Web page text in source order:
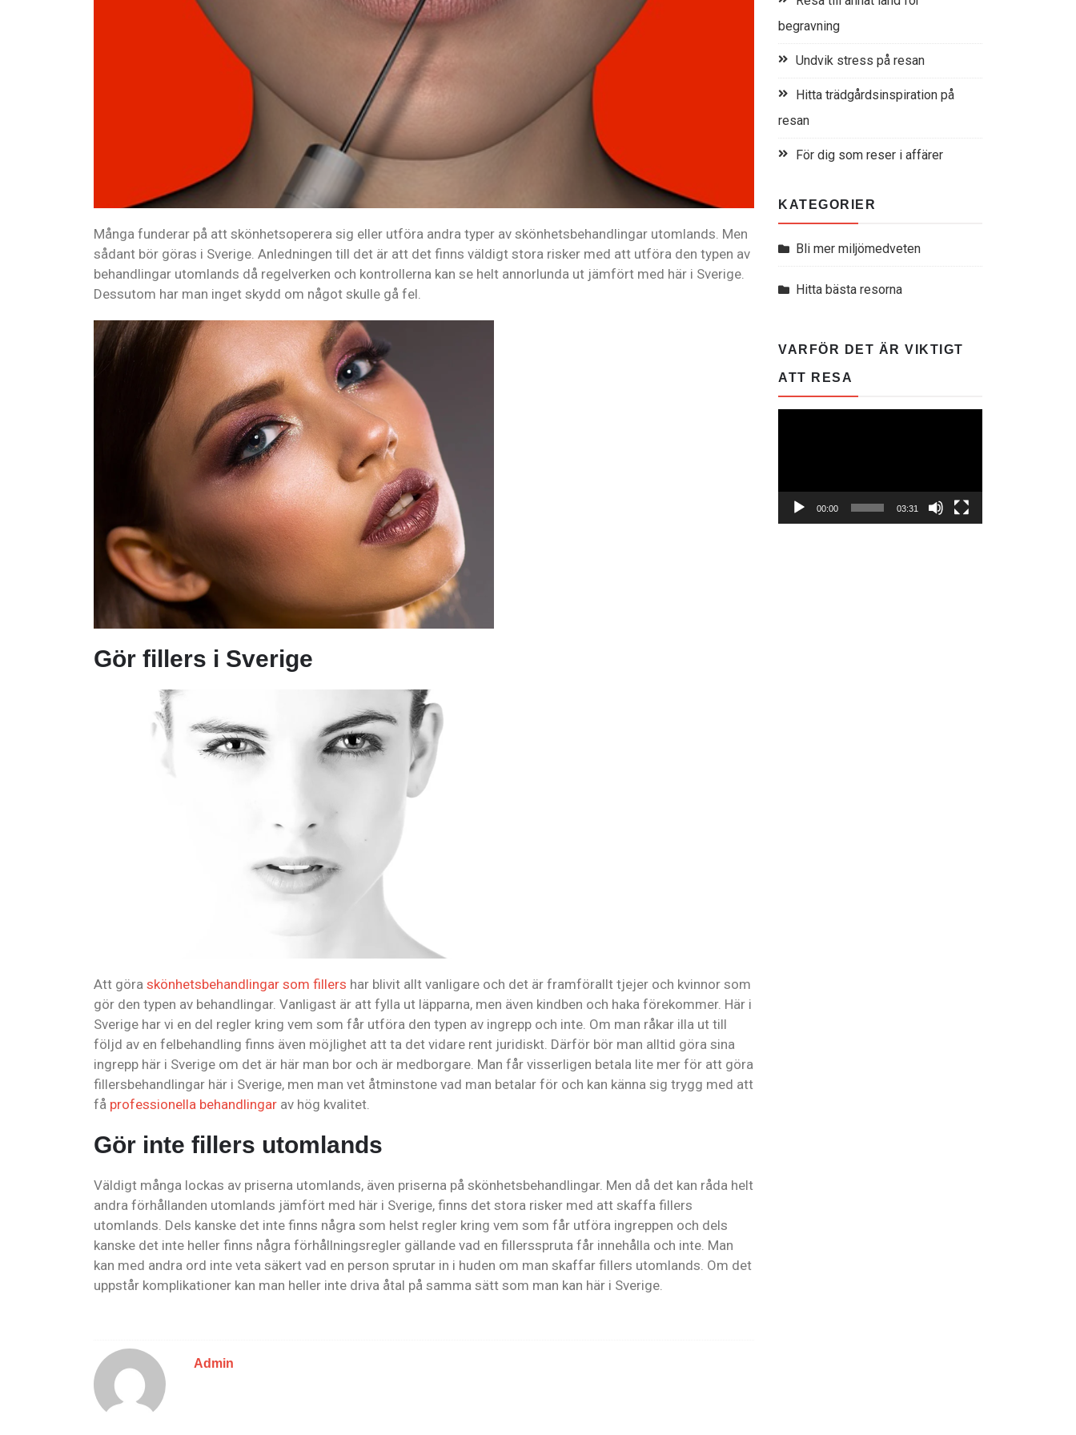
Många funderar på att skönhetsoperera sig eller utföra andra typer av skönhetsbehandlingar utomlands. Men
sådant bör göras i Sverige. Anledningen till det är att det finns väldigt stora risker med att utföra den typen av
behandlingar utomlands då regelverken och kontrollerna kan se helt annorlunda ut jämfört med här i Sverige.
Dessutom har man inget skydd om något skulle gå fel.
Gör fillers i Sverige
Att göra skönhetsbehandlingar som fillers har blivit allt vanligare och det är framförallt tjejer och kvinnor som
gör den typen av behandlingar. Vanligast är att fylla ut läpparna, men även kindben och haka förekommer. Här i
Sverige har vi en del regler kring vem som får utföra den typen av ingrepp och inte. Om man råkar illa ut till
följd av en felbehandling finns även möjlighet att ta det vidare rent juridiskt. Därför bör man alltid göra sina
ingrepp här i Sverige om det är här man bor och är medborgare. Man får visserligen betala lite mer för att göra
fillersbehandlingar här i Sverige, men man vet åtminstone vad man betalar för och kan känna sig trygg med att
få professionella behandlingar av hög kvalitet.
Gör inte fillers utomlands
Väldigt många lockas av priserna utomlands, även priserna på skönhetsbehandlingar. Men då det kan råda helt
andra förhållanden utomlands jämfört med här i Sverige, finns det stora risker med att skaffa fillers
utomlands. Dels kanske det inte finns några som helst regler kring vem som får utföra ingreppen och dels
kanske det inte heller finns några förhållningsregler gällande vad en fillersspruta får innehålla och inte. Man
kan med andra ord inte veta säkert vad en person sprutar in i huden om man skaffar fillers utomlands. Om det
uppstår komplikationer kan man heller inte driva åtal på samma sätt som man kan här i Sverige.
Admin
begravning
Undvik stress på resan
Hitta trädgårdsinspiration på
resan
För dig som reser i affärer
KATEGORIER
Bli mer miljömedveten
Hitta bästa resorna
VARFÖR DET ÄR VIKTIGT
ATT RESA
00:00 03:31